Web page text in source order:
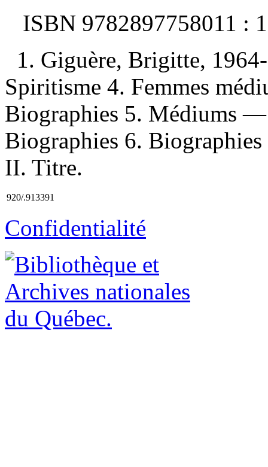
ISBN 9782897758011 :
1. Giguère, Brigitte,
Spiritisme 4. Femmes
Biographies 5. Médiums
Biographies 6.
II. Titre.
920/.913391
Confidentialité